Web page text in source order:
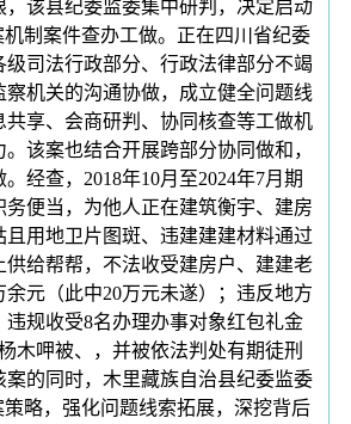
，该县纪委监委集中研判，决定启动
机制案件查办工做。正在四川省纪委
级司法行政部分、行政法律部分不竭
察机关的沟通协做，成立健全问题线
共享、会商研判、协同核查等工做机
该案也结合开展跨部分协同做和，
经查，2018年10月至2024年7月期
务便当，为他人正在建筑衡宇、建房
且用地卫片图斑、违建建建材料通过
供给帮帮，不法收受建房户、建建老
余元（此中20万元未遂）；违反地方
违规收受8名办理办事对象红包礼金
木呷被、，并被依法判处有期徒刑
案的同时，木里藏族自治县纪委监委
策略，强化问题线索拓展，深挖背后